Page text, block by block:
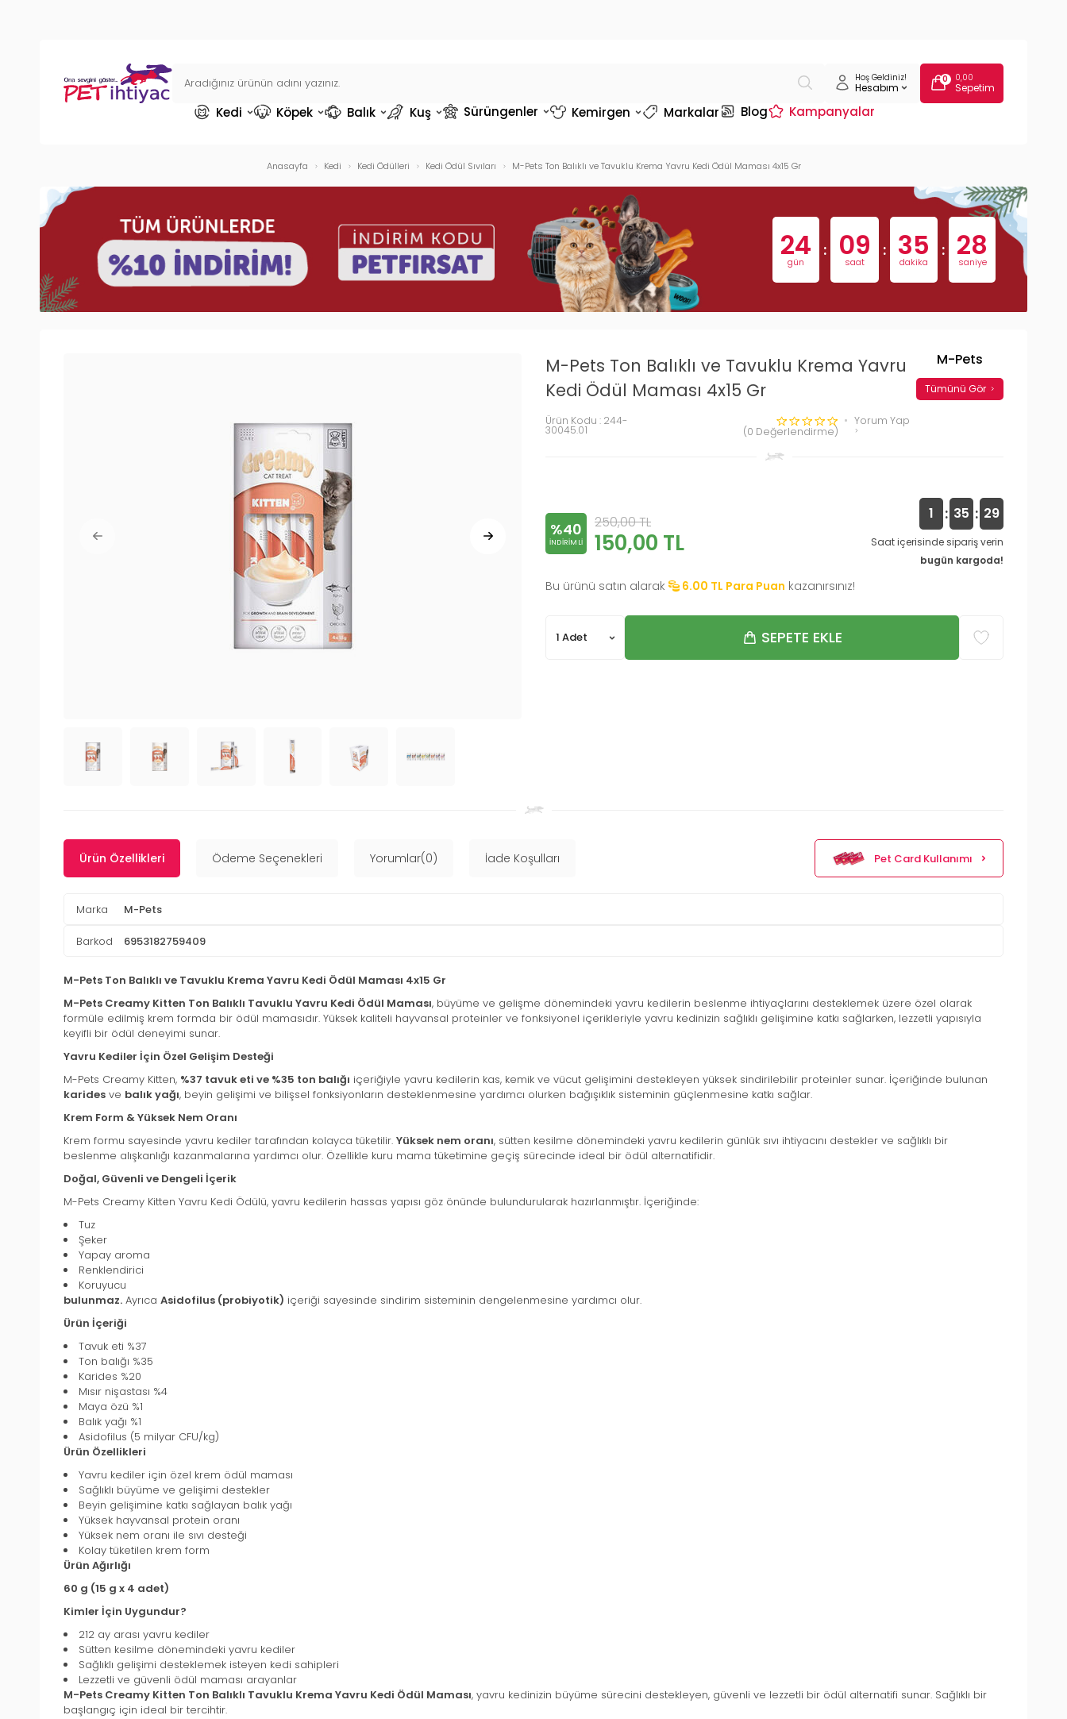
Hoş Geldiniz!
Hesabım
0 0,00
Sepetim
Kedi Köpek Balık Kuş Sürüngenler Kemirgen Markalar Blog Kampanyalar
Anasayfa Kedi Kedi Ödülleri Kedi Ödül Sıvıları M-Pets Ton Balıklı ve Tavuklu Krema Yavru Kedi Ödül Maması 4x15 Gr
24
gün
: 09
saat
: 35
dakika
: 27
saniye
M-Pets Ton Balıklı ve Tavuklu Krema Yavru
Kedi Ödül Maması 4x15 Gr
Ürün Kodu : 244-
30045.01 (0 Değerlendirme)
Yorum Yap
M-Pets
Tümünü Gör
%40
INDIRIMLI
250,00TL
150,00 TL
1 : 35 : 28
Saat içerisinde sipariş verin
bugün kargoda!
Bu ürünü satın alarak 6.00 TL Para Puan kazanırsınız!
SEPETE EKLE
Ürün Özellikleri Ödeme Seçenekleri Yorumlar(0) İade Koşulları Pet Card Kullanımı
Marka M-Pets
Barkod 6953182759409
M-Pets Ton Balıklı ve Tavuklu Krema Yavru Kedi Ödül Maması 4x15 Gr
M-Pets Creamy Kitten Ton Balıklı Tavuklu Yavru Kedi Ödül Maması, büyüme ve gelişme dönemindeki yavru kedilerin beslenme ihtiyaçlarını desteklemek üzere özel olarak
formüle edilmiş krem formda bir ödül mamasıdır. Yüksek kaliteli hayvansal proteinler ve fonksiyonel içerikleriyle yavru kedinizin sağlıklı gelişimine katkı sağlarken, lezzetli yapısıyla
keyifli bir ödül deneyimi sunar.
Yavru Kediler İçin Özel Gelişim Desteği
M-Pets Creamy Kitten, %37 tavuk eti ve %35 ton balığı içeriğiyle yavru kedilerin kas, kemik ve vücut gelişimini destekleyen yüksek sindirilebilir proteinler sunar. İçeriğinde bulunan
karides ve balık yağı, beyin gelişimi ve bilişsel fonksiyonların desteklenmesine yardımcı olurken bağışıklık sisteminin güçlenmesine katkı sağlar.
Krem Form & Yüksek Nem Oranı
Krem formu sayesinde yavru kediler tarafından kolayca tüketilir. Yüksek nem oranı, sütten kesilme dönemindeki yavru kedilerin günlük sıvı ihtiyacını destekler ve sağlıklı bir
beslenme alışkanlığı kazanmalarına yardımcı olur. Özellikle kuru mama tüketimine geçiş sürecinde ideal bir ödül alternatifidir.
Doğal, Güvenli ve Dengeli İçerik
M-Pets Creamy Kitten Yavru Kedi Ödülü, yavru kedilerin hassas yapısı göz önünde bulundurularak hazırlanmıştır. İçeriğinde:
Tuz
Şeker
Yapay aroma
Renklendirici
Koruyucu
bulunmaz. Ayrıca Asidofilus (probiyotik) içeriği sayesinde sindirim sisteminin dengelenmesine yardımcı olur.
Ürün İçeriği
Tavuk eti %37
Ton balığı %35
Karides %20
Mısır nişastası %4
Maya özü %1
Balık yağı %1
Asidofilus (5 milyar CFU/kg)
Ürün Özellikleri
Yavru kediler için özel krem ödül maması
Sağlıklı büyüme ve gelişimi destekler
Beyin gelişimine katkı sağlayan balık yağı
Yüksek hayvansal protein oranı
Yüksek nem oranı ile sıvı desteği
Kolay tüketilen krem form
Ürün Ağırlığı
60 g (15 g x 4 adet)
Kimler İçin Uygundur?
212 ay arası yavru kediler
Sütten kesilme dönemindeki yavru kediler
Sağlıklı gelişimi desteklemek isteyen kedi sahipleri
Lezzetli ve güvenli ödül maması arayanlar
M-Pets Creamy Kitten Ton Balıklı Tavuklu Krema Yavru Kedi Ödül Maması, yavru kedinizin büyüme sürecini destekleyen, güvenli ve lezzetli bir ödül alternatifi sunar. Sağlıklı bir
başlangıç için ideal bir tercihtir.